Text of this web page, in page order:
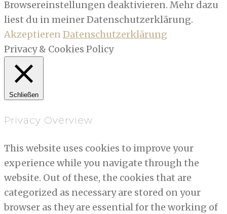
Browsereinstellungen deaktivieren. Mehr dazu
liest du in meiner Datenschutzerklärung.
AkzeptierenDatenschutzerklärung
Privacy & Cookies Policy
Schließen
Privacy Overview
This website uses cookies to improve your
experience while you navigate through the
website. Out of these, the cookies that are
categorized as necessary are stored on your
browser as they are essential for the working of